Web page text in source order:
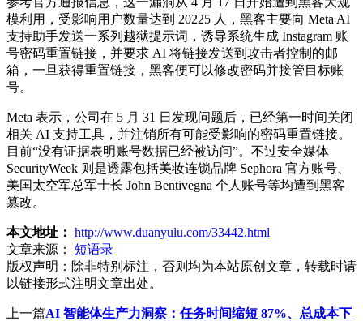
模利用，受影响用户数量达到 20225 人，黑客主要向 Meta AI
支持助手发送一系列越狱提示词，诱导系统生成 Instagram 账
号密码重置链接，并要求 AI 将链接发送到攻击者控制的邮
箱，一旦获得重置链接，黑客便可以修改密码并接管目标账
号。
Meta 表示，公司在 5 月 31 日发现问题后，已经第一时间关闭
相关 AI 支持工具，并注销所有可能受影响的密码重置链接。
目前“没有证据表明账号数据已经被访问”。不过安全媒体
SecurityWeek 则是透露包括美妆连锁品牌 Sephora 官方账号、
美国太空军总军士长 John Bentivegna 个人账号等均遭到黑客
篡改。
本文地址： http://www.duanyulu.com/33442.html
文章来源：
短语录
版权声明： 除非特别标注，否则均为本站原创文章，转载时请
以链接形式注明文章出处。
上一篇AI 智能体生产力洞察：任务时间缩短 87%、总成本下